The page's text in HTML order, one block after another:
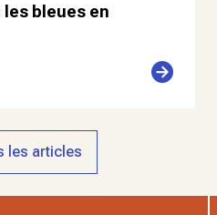
bleues en
les articles